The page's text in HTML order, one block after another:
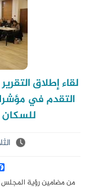
لقاء إطلاق
التقدم في
للسكان
الثلاثاء,
من مضامين رؤية المجلس